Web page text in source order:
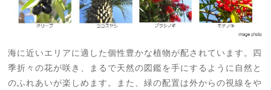
海に近いエリアに適した個性豊かな植物が配されています。四
季折々の花が咲き、まるで天然の図鑑を手にするように自然と
のふれあいが楽しめます。また、緑の配置は外からの視線をや